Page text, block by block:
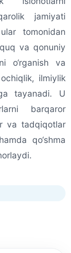
jamiyati
tomonidan
va qonuniy
o‘rganish va
ilmiylik
tayanadi. U
barqaror
va tadqiqotlar
qo‘shma